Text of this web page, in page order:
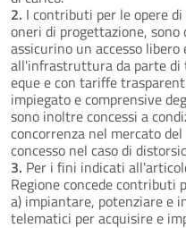
2. I contributi per le opere
oneri di progettazione, sono
assicurino un accesso
all'infrastruttura da parte
eque e con tariffe
impiegato e comprensive
sono inoltre concessi a
concorrenza nel mercato
concesso nel caso di
3. Per i fini indicati
Regione concede contributi
a) impiantare, potenziare e
telematici per acquisire e